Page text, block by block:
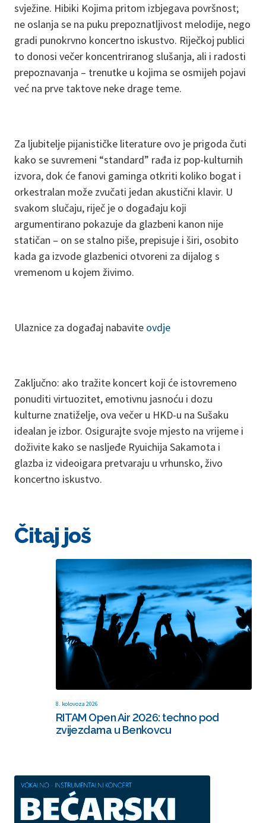
svježine. Hibiki Kojima pritom izbjegava površnost;
ne oslanja se na puku prepoznatljivost melodije, nego
gradi punokrvno koncertno iskustvo. Riječkoj publici
to donosi večer koncentriranog slušanja, ali i radosti
prepoznavanja – trenutke u kojima se osmijeh pojavi
već na prve taktove neke drage teme.
Za ljubitelje pijanističke literature ovo je prigoda čuti
kako se suvremeni “standard” rađa iz pop-kulturnih
izvora, dok će fanovi gaminga otkriti koliko bogat i
orkestralan može zvučati jedan akustični klavir. U
svakom slučaju, riječ je o događaju koji
argumentirano pokazuje da glazbeni kanon nije
statičan – on se stalno piše, prepisuje i širi, osobito
kada ga izvode glazbenici otvoreni za dijalog s
vremenom u kojem živimo.
Ulaznice za događaj nabavite ovdje
Zaključno: ako tražite koncert koji će istovremeno
ponuditi virtuozitet, emotivnu jasnoću i dozu
kulturne znatiželje, ova večer u HKD-u na Sušaku
idealan je izbor. Osigurajte svoje mjesto na vrijeme i
doživite kako se nasljeđe Ryuichija Sakamota i
glazba iz videoigara pretvaraju u vrhunsko, živo
koncertno iskustvo.
Čitaj još
8. kolovoza 2026
RITAM Open Air 2026: techno pod
zvijezdama u Benkovcu